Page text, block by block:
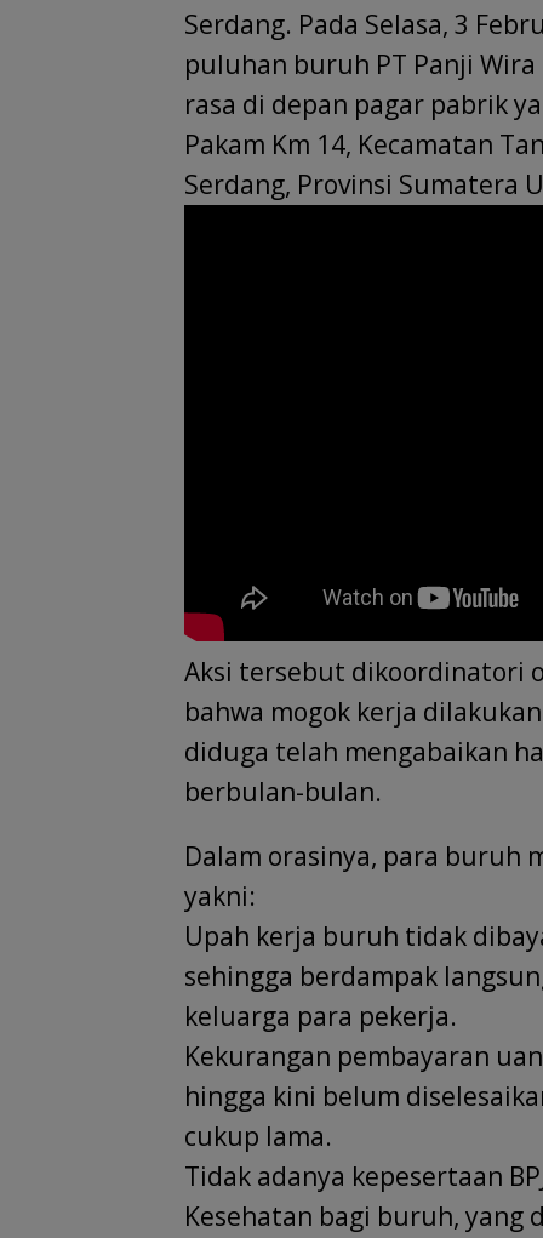
b
o
o
k
s
A
p
p
e
dI
n
l gr
a
m
a
d
s
Serdang. Pada Selasa, 3
puluhan buruh PT Panji
rasa di depan pagar pabrik
Pakam Km 14, Kecamatan
Serdang, Provinsi Sumatera
Aksi tersebut dikoordinatori
bahwa mogok kerja
diduga telah mengabaikan
berbulan-bulan.
Dalam orasinya, para buruh
yakni:
Upah kerja buruh tidak
sehingga berdampak
keluarga para pekerja.
Kekurangan pembayaran
hingga kini belum
cukup lama.
Tidak adanya kepesertaan
Kesehatan bagi buruh, yang